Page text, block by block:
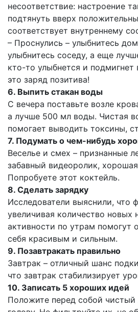
несоответствие: настроение
подтянуть вверх
соответствует внутреннему
– Проснулись – улыбнитесь
улыбнитесь соседу, а еще
кто-то улыбнется и подмигнет
это заряд позитива!
6. Выпить стакан воды
С вечера поставьте возле
а лучше 500 мл воды. Чистая
помогает выводить токсины,
7. Подумать о чем-нибудь
Веселье и смех – признанные
забавный видеоролик,
Попробуете этот коктейль.
8. Сделать зарядку
Исследователи выяснили, что
увеличивая количество
активности по утрам помогут
себя красивым и сильным.
9. Позавтракать правильно
Завтрак – отличный шанс
что завтрак стабилизирует
10. Записать 5 хороших идей
Положите перед собой